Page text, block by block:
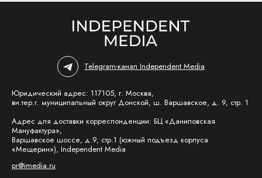
Telegram-канал Independent Media
Юридический адрес: 117105, г. Москва,
вн.тер.г. муниципальный округ Донской, ш. Варшавское, д. 9, стр. 1
Адрес для доставки корреспонденции: БЦ «Даниловская
Мануфактура»,
Варшавское шоссе, д.9, стр.1 (южный подъезд корпуса
«Мещерин»), Independent Media
pr@imedia.ru